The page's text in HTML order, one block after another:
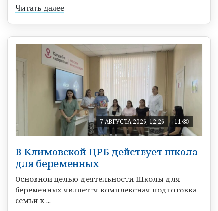
Читать далее
7 АВГУСТА 2026, 12:26 11
В Климовской ЦРБ действует школа
для беременных
Основной целью деятельности Школы для
беременных является комплексная подготовка
семьи к ...